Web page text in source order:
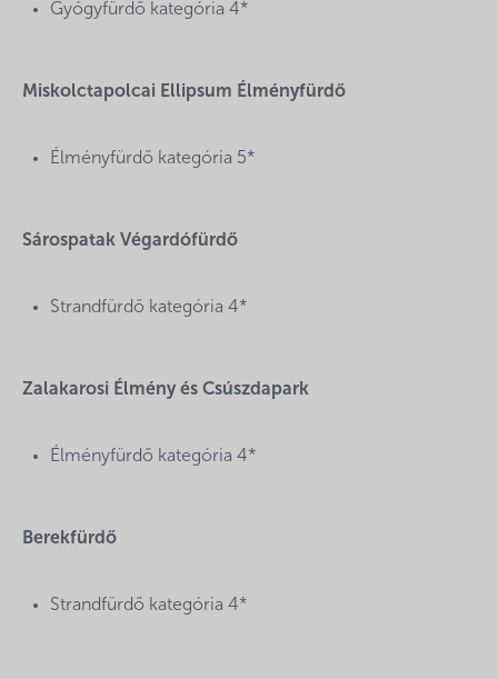
Gyógyfürdő kategória 4*
Miskolctapolcai Ellipsum Élményfürdő
Élményfürdő kategória 5*
Sárospatak Végardófürdő
Strandfürdő kategória 4*
Zalakarosi Élmény és Csúszdapark
Élményfürdő kategória 4*
Berekfürdő
Strandfürdő kategória 4*